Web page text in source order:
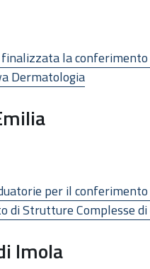
la
Dermatologia
per il
Strutture Complesse di
Imola